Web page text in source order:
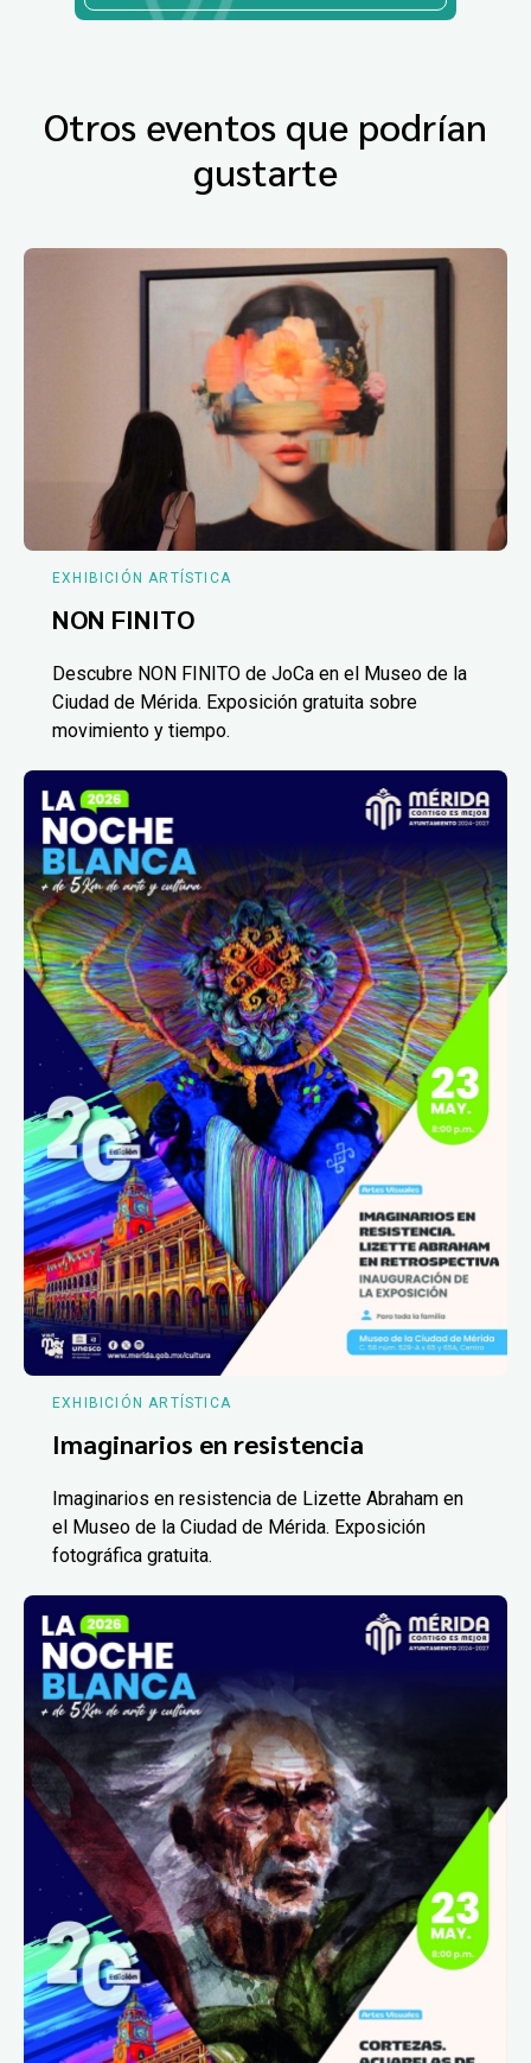
Otros eventos que podrían
gustarte
EXHIBICIÓN ARTÍSTICA
NON FINITO
Descubre NON FINITO de JoCa en el Museo de la
Ciudad de Mérida. Exposición gratuita sobre
movimiento y tiempo.
EXHIBICIÓN ARTÍSTICA
Imaginarios en resistencia
Imaginarios en resistencia de Lizette Abraham en
el Museo de la Ciudad de Mérida. Exposición
fotográfica gratuita.